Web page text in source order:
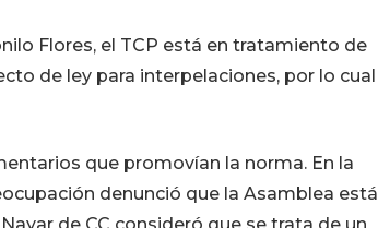
Flores, el TCP está en tratamiento de
de ley para interpelaciones, por lo cual
que promovían la norma. En la
denunció que la Asamblea está